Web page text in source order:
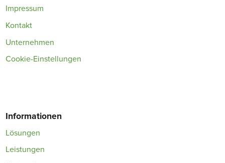
Impressum
Kontakt
Unternehmen
Cookie-Einstellungen
Informationen
Lösungen
Leistungen